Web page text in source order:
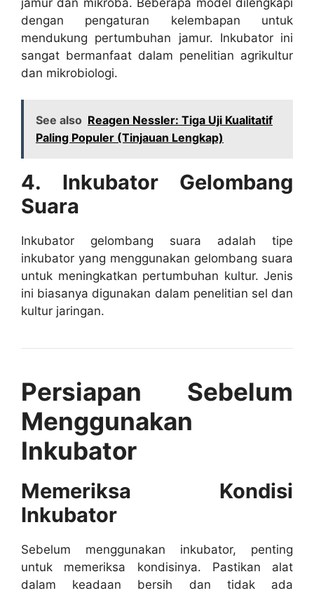
dengan pengaturan kelembapan untuk
mendukung pertumbuhan jamur. Inkubator ini
sangat bermanfaat dalam penelitian agrikultur
dan mikrobiologi.
See also Reagen Nessler: Tiga Uji Kualitatif
Paling Populer (Tinjauan Lengkap)
4. Inkubator Gelombang
Suara
Inkubator gelombang suara adalah tipe
inkubator yang menggunakan gelombang suara
untuk meningkatkan pertumbuhan kultur. Jenis
ini biasanya digunakan dalam penelitian sel dan
kultur jaringan.
Persiapan Sebelum
Menggunakan
Inkubator
Memeriksa Kondisi
Inkubator
Sebelum menggunakan inkubator, penting
untuk memeriksa kondisinya. Pastikan alat
dalam keadaan bersih dan tidak ada